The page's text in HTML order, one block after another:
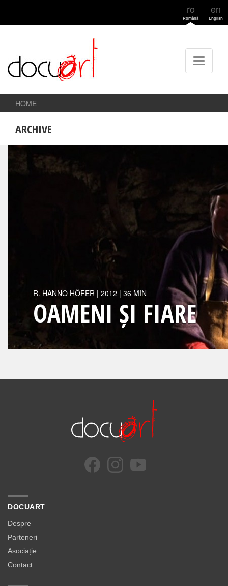
ro
Română
en
English
HOME
ARCHIVE
R. HANNO HÖFER | 2012 | 36 MIN
OAMENI ȘI FIARE
DOCUART
Despre
Parteneri
Asociație
Contact